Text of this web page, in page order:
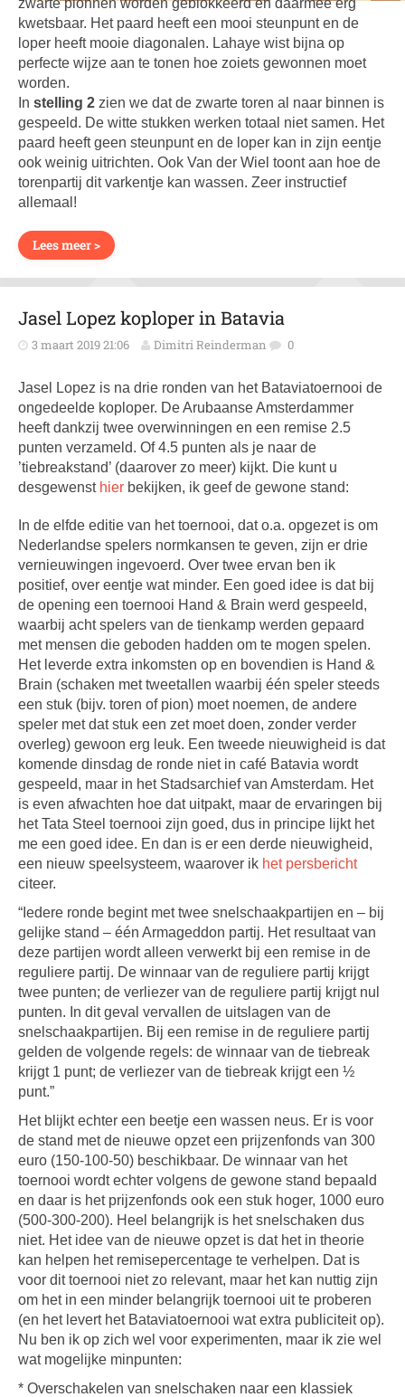
zwarte pionnen worden geblokkeerd en daarmee erg
kwetsbaar. Het paard heeft een mooi steunpunt en de
loper heeft mooie diagonalen. Lahaye wist bijna op
perfecte wijze aan te tonen hoe zoiets gewonnen moet
worden.
In stelling 2 zien we dat de zwarte toren al naar binnen is
gespeeld. De witte stukken werken totaal niet samen. Het
paard heeft geen steunpunt en de loper kan in zijn eentje
ook weinig uitrichten. Ook Van der Wiel toont aan hoe de
torenpartij dit varkentje kan wassen. Zeer instructief
allemaal!
Lees meer >
Jasel Lopez koploper in Batavia
3 maart 2019 21:06 Dimitri Reinderman 0
Jasel Lopez is na drie ronden van het Bataviatoernooi de
ongedeelde koploper. De Arubaanse Amsterdammer
heeft dankzij twee overwinningen en een remise 2.5
punten verzameld. Of 4.5 punten als je naar de
’tiebreakstand’ (daarover zo meer) kijkt. Die kunt u
desgewenst hier bekijken, ik geef de gewone stand:
In de elfde editie van het toernooi, dat o.a. opgezet is om
Nederlandse spelers normkansen te geven, zijn er drie
vernieuwingen ingevoerd. Over twee ervan ben ik
positief, over eentje wat minder. Een goed idee is dat bij
de opening een toernooi Hand & Brain werd gespeeld,
waarbij acht spelers van de tienkamp werden gepaard
met mensen die geboden hadden om te mogen spelen.
Het leverde extra inkomsten op en bovendien is Hand &
Brain (schaken met tweetallen waarbij één speler steeds
een stuk (bijv. toren of pion) moet noemen, de andere
speler met dat stuk een zet moet doen, zonder verder
overleg) gewoon erg leuk. Een tweede nieuwigheid is dat
komende dinsdag de ronde niet in café Batavia wordt
gespeeld, maar in het Stadsarchief van Amsterdam. Het
is even afwachten hoe dat uitpakt, maar de ervaringen bij
het Tata Steel toernooi zijn goed, dus in principe lijkt het
me een goed idee. En dan is er een derde nieuwigheid,
een nieuw speelsysteem, waarover ik het persbericht
citeer.
“Iedere ronde begint met twee snelschaakpartijen en – bij
gelijke stand – één Armageddon partij. Het resultaat van
deze partijen wordt alleen verwerkt bij een remise in de
reguliere partij. De winnaar van de reguliere partij krijgt
twee punten; de verliezer van de reguliere partij krijgt nul
punten. In dit geval vervallen de uitslagen van de
snelschaakpartijen. Bij een remise in de reguliere partij
gelden de volgende regels: de winnaar van de tiebreak
krijgt 1 punt; de verliezer van de tiebreak krijgt een ½
punt.”
Het blijkt echter een beetje een wassen neus. Er is voor
de stand met de nieuwe opzet een prijzenfonds van 300
euro (150-100-50) beschikbaar. De winnaar van het
toernooi wordt echter volgens de gewone stand bepaald
en daar is het prijzenfonds ook een stuk hoger, 1000 euro
(500-300-200). Heel belangrijk is het snelschaken dus
niet. Het idee van de nieuwe opzet is dat het in theorie
kan helpen het remisepercentage te verhelpen. Dat is
voor dit toernooi niet zo relevant, maar het kan nuttig zijn
om het in een minder belangrijk toernooi uit te proberen
(en het levert het Bataviatoernooi wat extra publiciteit op).
Nu ben ik op zich wel voor experimenten, maar ik zie wel
wat mogelijke minpunten:
* Overschakelen van snelschaken naar een klassiek